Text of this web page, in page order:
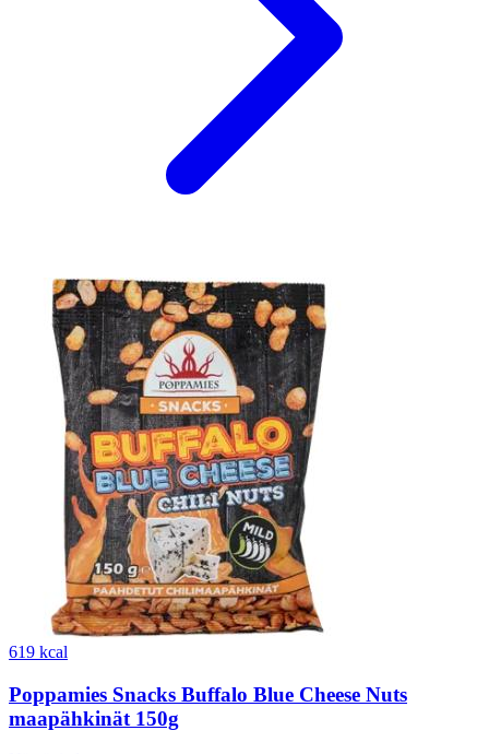
619 kcal
Poppamies Snacks Buffalo Blue Cheese Nuts
maapähkinät 150g